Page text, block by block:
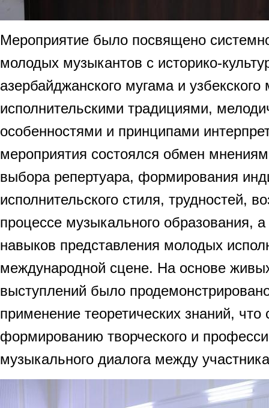
Мероприятие было посвящено
молодых музыкантов с историко-
азербайджанского мугама и
исполнительскими традициями,
особенностями и принципами
мероприятия состоялся обмен
выбора репертуара, формирования
исполнительского стиля, трудностей,
процессе музыкального образования,
навыков представления молодых
международной сцене. На основе
выступлений было
применение теоретических знаний, что
формированию творческого и
музыкального диалога между